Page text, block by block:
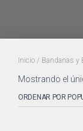
Inicio / Bandanas y
Mostrando el